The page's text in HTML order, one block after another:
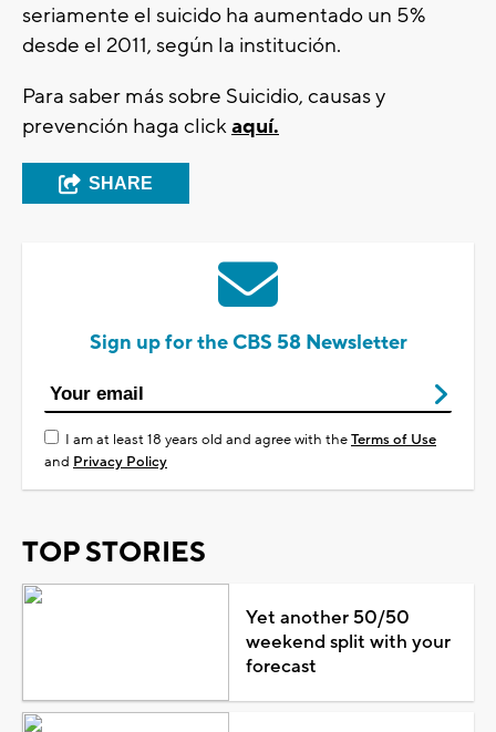
seriamente el suicido ha aumentado un 5%
desde el 2011, según la institución.
Para saber más sobre Suicidio, causas y
prevención haga clickaquí.
SHARE
Sign up for the CBS 58 Newsletter
I am at least 18 years old and agree with theTerms of Use
and Privacy Policy
TOP STORIES
Yet another 50/50
weekend split with your
forecast